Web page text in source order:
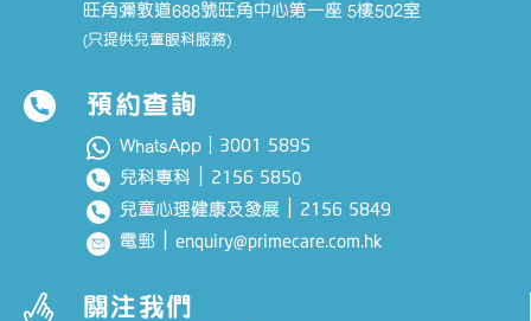
旺角彌敦道688號旺角中心第一座 5樓502室
(只提供兒童眼科服務)
預約查詢
WhatsApp｜ 3001 5895
兒科專科 2156 5850
兒童心理健康及發展
2156 5849
電郵 ｜enquiry@primecare.com.hk
關注我們